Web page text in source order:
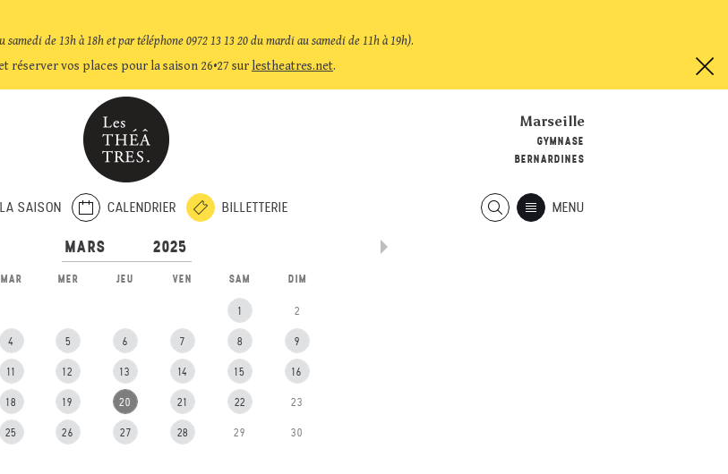
de 13h à 18h et par téléphone 0972 13 13 20 du mardi au samedi de 11h à 19h).
réserver vos places pour la saison 26•27 sur lestheatres.net.
Marseille
GYMNASE
BERNARDINES
LA SAISON CALENDRIER BILLETTERIE MENU
MAR MER JEU VEN SAM DIM
1 2
4 5 6 7 8 9
11 12 13 14 15 16
18 19 20 21 22 23
25 26 27 28 29 30